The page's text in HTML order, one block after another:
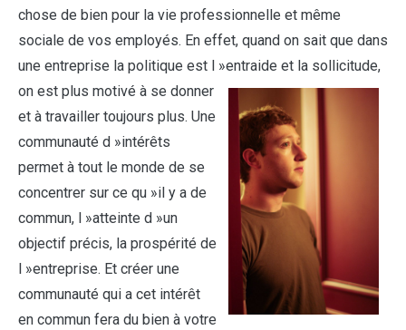
chose de bien pour la vie professionnelle et même
sociale de vos employés. En effet, quand on sait que dans
une entreprise la politique est l »entraide et la sollicitude,
on est plus motivé à se donner
et à travailler toujours plus. Une
communauté d »intérêts
permet à tout le monde de se
concentrer sur ce qu »il y a de
commun, l »atteinte d »un
objectif précis, la prospérité de
l »entreprise. Et créer une
communauté qui a cet intérêt
en commun fera du bien à votre